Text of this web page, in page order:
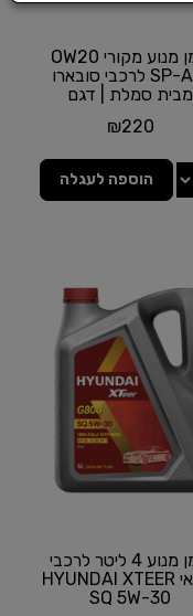
שמן מנוע מקורי OW20
SP-API לרכבי סובארו
מבית סמלת | דגם
₪220
הוספה לעגלה
שמן מנוע 4 ליטר לרכבי
יונדאי HYUNDAI XTEER
SQ 5W-30